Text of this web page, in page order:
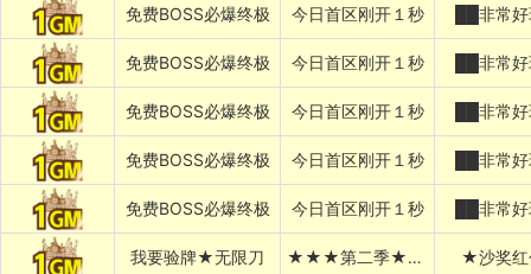
免费BOSS必爆终极 今日首区刚开１秒 ██非常
免费BOSS必爆终极 今日首区刚开１秒 ██非常
免费BOSS必爆终极 今日首区刚开１秒 ██非常
免费BOSS必爆终极 今日首区刚开１秒 ██非常
免费BOSS必爆终极 今日首区刚开１秒 ██非常
我要验牌★无限刀 ★★★第二季★★★ ★沙奖